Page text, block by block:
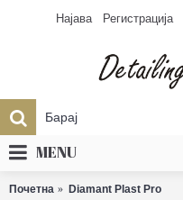
Најава Регистрација
MENU
Почетна Diamant Plast Pro